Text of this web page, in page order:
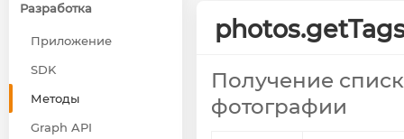
Разработка
Приложение
SDK
Методы
Graph API
Получение
фотографии